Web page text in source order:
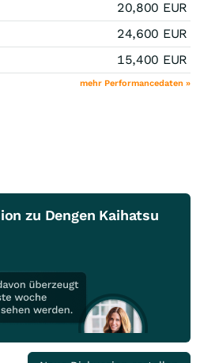
20,800 EUR
24,600 EUR
15,400 EUR
mehr Performancedaten »
zu Dengen Kaihatsu